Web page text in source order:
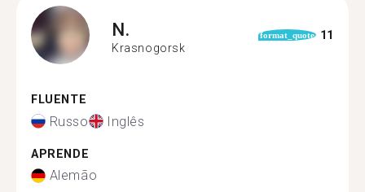
N.
Krasnogorsk
format_quote 11
FLUENTE
Russo Inglês
APRENDE
Alemão